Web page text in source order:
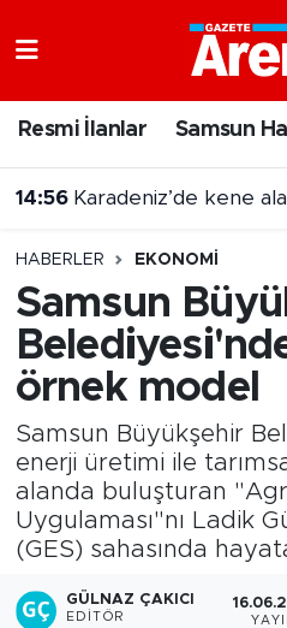
Resmi İlanlar Samsun
14:47 Samsun'da 17 ilçede
HABERLER EKONOMI
Samsun
örnek model
Samsun Büyükşehir
enerji üretimi ile
alanda buluşturan
Uygulaması"nı Ladik
(GES) sahasında
GÜLNAZ ÇAKICI
EDITÖR
Süper Lig Puan
Tüm Manşetler
Son Dakika Haberleri
Haber Arşivi